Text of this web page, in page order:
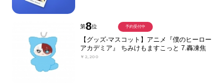
第8位
【グッズ-マスコット】アニメ『僕のヒーロー
アカデミア』 ちみけもますこっと 7.轟凍焦
￥2,200
予約受付中